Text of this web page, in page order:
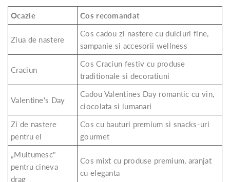
Ocazie Cos recomandat
Ziua de nastere
Cos cadou zi nastere cu dulciuri fine,
sampanie si accesorii wellness
Craciun
Cos Craciun festiv cu produse
traditionale si decoratiuni
Valentine's Day
Cadou Valentines Day romantic cu vin,
ciocolata si lumanari
Zi de nastere
pentru el
Cos cu bauturi premium si snacks-uri
gourmet
„Multumesc"
pentru cineva
drag
Cos mixt cu produse premium, aranjat
cu eleganta